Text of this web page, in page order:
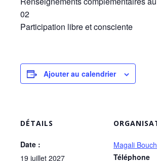
02
Participation libre et consciente
Ajouter au calendrier
DÉTAILS
Date :
19 juillet 2027
Magali
Téléphone